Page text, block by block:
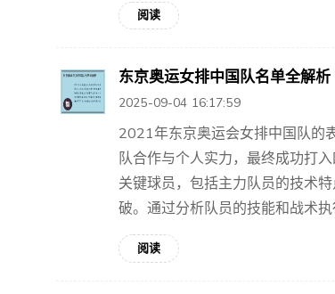
阅读
东京奥运女排中国队名单全解析
2025-09-04 16:17:59
2021年东京奥运会女排中国队的
队合作与个人实力，最终成功打
关键球员，包括主力队员的技术
破。通过分析队员的技能和战术
阅读